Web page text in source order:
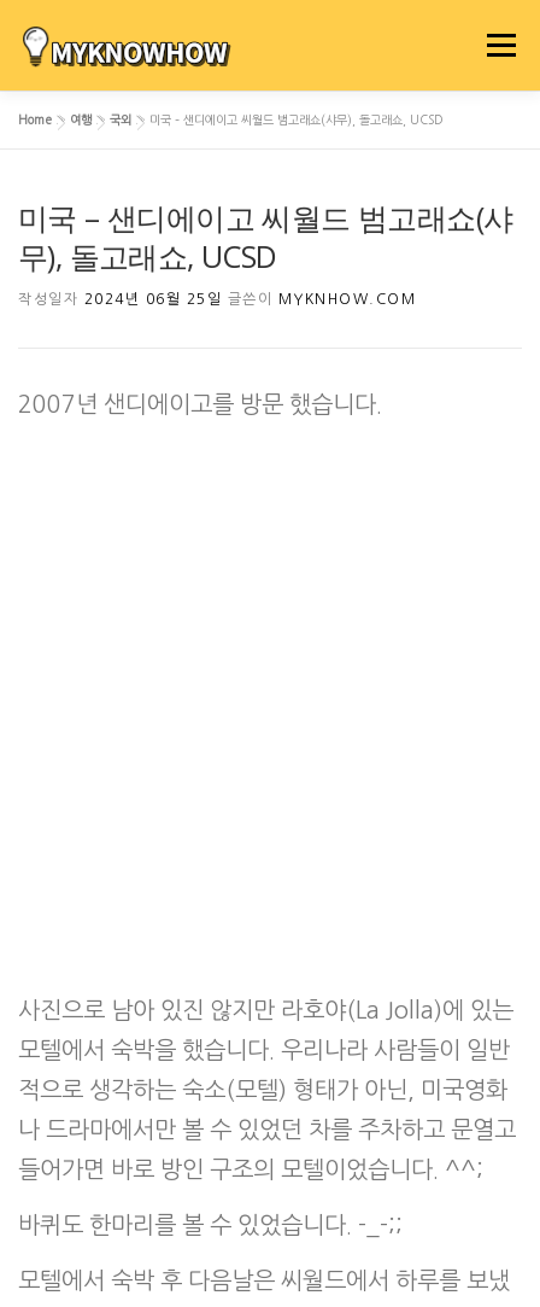
로
메뉴
Home » 여행 » 국외 » 미국 – 샌디에이고 씨월드 범고래쇼(샤무), 돌고래쇼, UCSD
미국 – 샌디에이고 씨월드 범고래쇼(샤
무), 돌고래쇼, UCSD
작성일자 2024년 06월 25일 글쓴이 MYKNHOW.COM
2007년 샌디에이고를 방문 했습니다.
사진으로 남아 있진 않지만 라호야(La Jolla)에 있는
모텔에서 숙박을 했습니다. 우리나라 사람들이 일반
적으로 생각하는 숙소(모텔) 형태가 아닌, 미국영화
나 드라마에서만 볼 수 있었던 차를 주차하고 문열고
들어가면 바로 방인 구조의 모텔이었습니다. ^^;
바퀴도 한마리를 볼 수 있었습니다. -_-;;
모텔에서 숙박 후 다음날은 씨월드에서 하루를 보냈